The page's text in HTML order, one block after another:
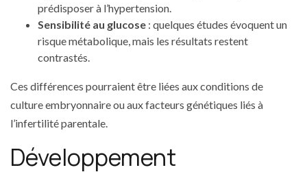
prédisposer à l’hypertension.
Sensibilité au glucose : quelques études évoquent un
risque métabolique, mais les résultats restent
contrastés.
Ces différences pourraient être liées aux conditions de
culture embryonnaire ou aux facteurs génétiques liés à
l’infertilité parentale.
Développement